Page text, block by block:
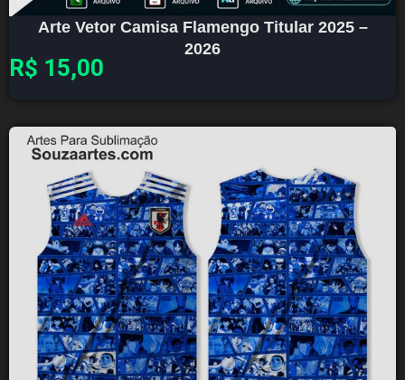
Arte Vetor Camisa Flamengo Titular 2025 –
2026
R$ 15,00